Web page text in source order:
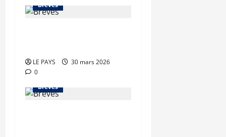
Brèves
LE PAYS
30 mars 2026
0
Brèves